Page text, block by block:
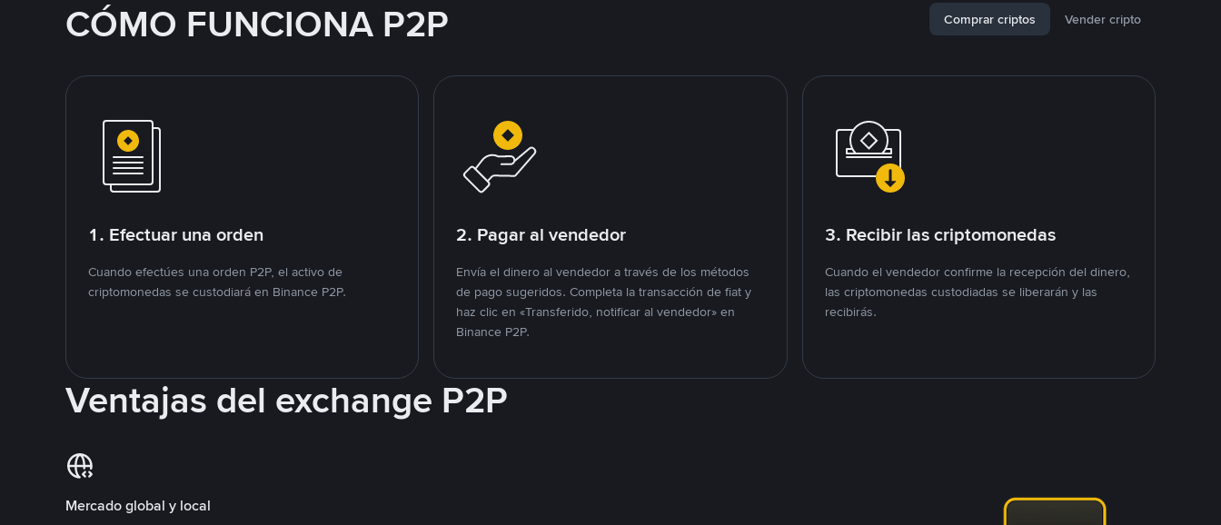
CÓMO FUNCIONA P2P Comprar criptos Vender cripto
1. Efectuar una orden
Cuando efectúes una orden P2P, el activo de
criptomonedas se custodiará en Binance P2P.
2. Pagar al vendedor
Envía el dinero al vendedor a través de los métodos
de pago sugeridos. Completa la transacción de fiat y
haz clic en «Transferido, notificar al vendedor» en
Binance P2P.
3. Recibir las criptomonedas
Cuando el vendedor confirme la recepción del dinero,
las criptomonedas custodiadas se liberarán y las
recibirás.
Ventajas del exchange P2P
Mercado global y local